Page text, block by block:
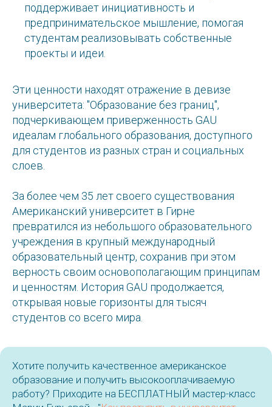
поддерживает инициативность и
предпринимательское мышление, помогая
студентам реализовывать собственные
проекты и идеи.
Эти ценности находят отражение в девизе
университета: "Образование без границ",
подчеркивающем приверженность GAU
идеалам глобального образования, доступного
для студентов из разных стран и социальных
слоев.
За более чем 35 лет своего существования
Американский университет в Гирне
превратился из небольшого образовательного
учреждения в крупный международный
образовательный центр, сохранив при этом
верность своим основополагающим принципам
и ценностям. История GAU продолжается,
открывая новые горизонты для тысяч
студентов со всего мира.
Хотите получить качественное американское
образование и получить высокооплачиваемую
работу? Приходите на БЕСПЛАТНЫЙ мастер-класс